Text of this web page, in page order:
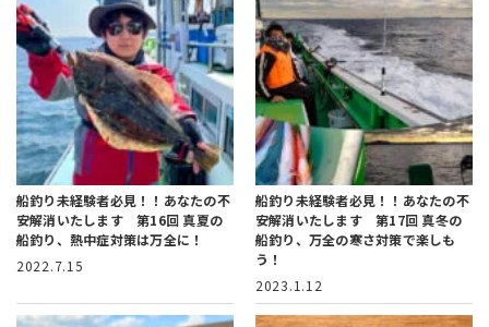
船釣り未経験者必見！！あなたの不
安解消いたします 第16回 真夏の
船釣り、熱中症対策は万全に！
2022.7.15
船釣り未経験者必見！！あなたの不
安解消いたします 第17回 真冬の
船釣り、万全の寒さ対策で楽しも
う！
2023.1.12